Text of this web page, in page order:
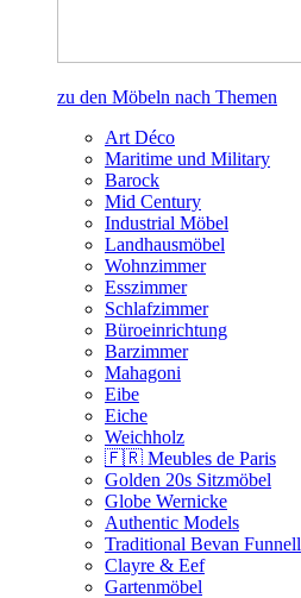
zu den Möbeln nach Themen
Art Déco
Maritime und Military
Barock
Mid Century
Industrial Möbel
Landhausmöbel
Wohnzimmer
Esszimmer
Schlafzimmer
Büroeinrichtung
Barzimmer
Mahagoni
Eibe
Eiche
Weichholz
🇫🇷 Meubles de Paris
Golden 20s Sitzmöbel
Globe Wernicke
Authentic Models
Traditional Bevan Funnell
Clayre & Eef
Gartenmöbel